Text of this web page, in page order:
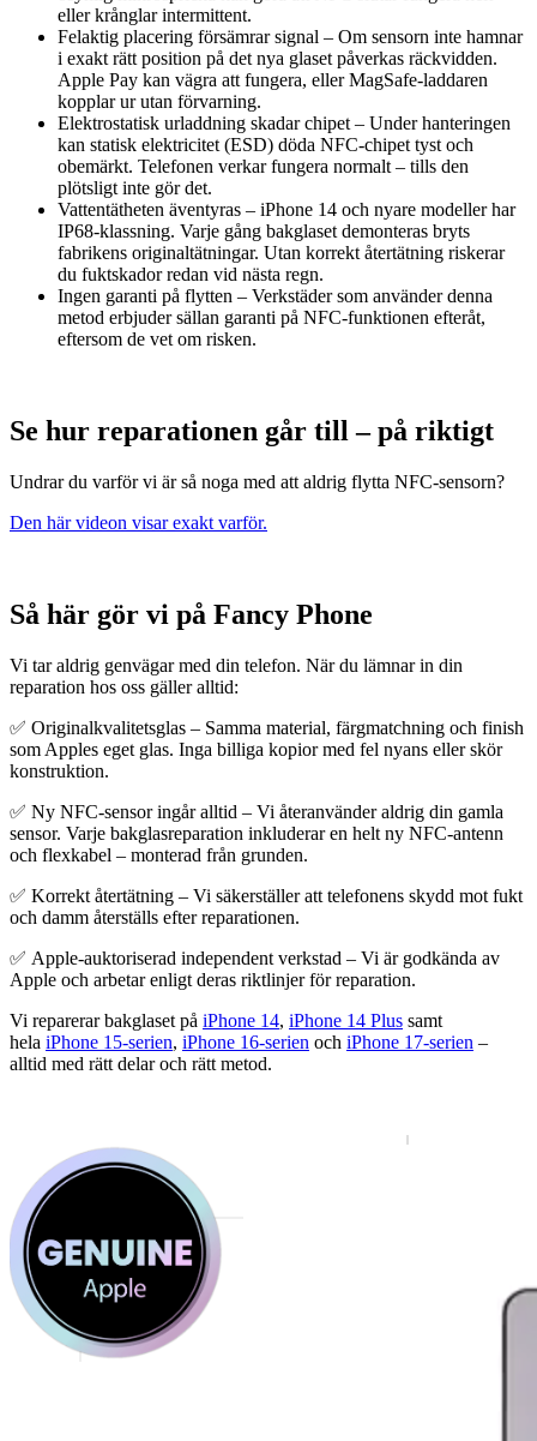
eller krånglar intermittent.
Felaktig placering försämrar signal – Om sensorn inte hamnar
i exakt rätt position på det nya glaset påverkas räckvidden.
Apple Pay kan vägra att fungera, eller MagSafe-laddaren
kopplar ur utan förvarning.
Elektrostatisk urladdning skadar chipet – Under hanteringen
kan statisk elektricitet (ESD) döda NFC-chipet tyst och
obemärkt. Telefonen verkar fungera normalt – tills den
plötsligt inte gör det.
Vattentätheten äventyras – iPhone 14 och nyare modeller har
IP68-klassning. Varje gång bakglaset demonteras bryts
fabrikens originaltätningar. Utan korrekt återtätning riskerar
du fuktskador redan vid nästa regn.
Ingen garanti på flytten – Verkstäder som använder denna
metod erbjuder sällan garanti på NFC-funktionen efteråt,
eftersom de vet om risken.
Se hur reparationen går till – på riktigt
Undrar du varför vi är så noga med att aldrig flytta NFC-sensorn?
Den här videon visar exakt varför.
Så här gör vi på Fancy Phone
Vi tar aldrig genvägar med din telefon. När du lämnar in din
reparation hos oss gäller alltid:
✅ Originalkvalitetsglas – Samma material, färgmatchning och finish
som Apples eget glas. Inga billiga kopior med fel nyans eller skör
konstruktion.
✅ Ny NFC-sensor ingår alltid – Vi återanvänder aldrig din gamla
sensor. Varje bakglasreparation inkluderar en helt ny NFC-antenn
och flexkabel – monterad från grunden.
✅ Korrekt återtätning – Vi säkerställer att telefonens skydd mot fukt
och damm återställs efter reparationen.
✅ Apple-auktoriserad independent verkstad – Vi är godkända av
Apple och arbetar enligt deras riktlinjer för reparation.
Vi reparerar bakglaset på iPhone 14, iPhone 14 Plus samt
hela iPhone 15-serien, iPhone 16-serien och iPhone 17-serien –
alltid med rätt delar och rätt metod.